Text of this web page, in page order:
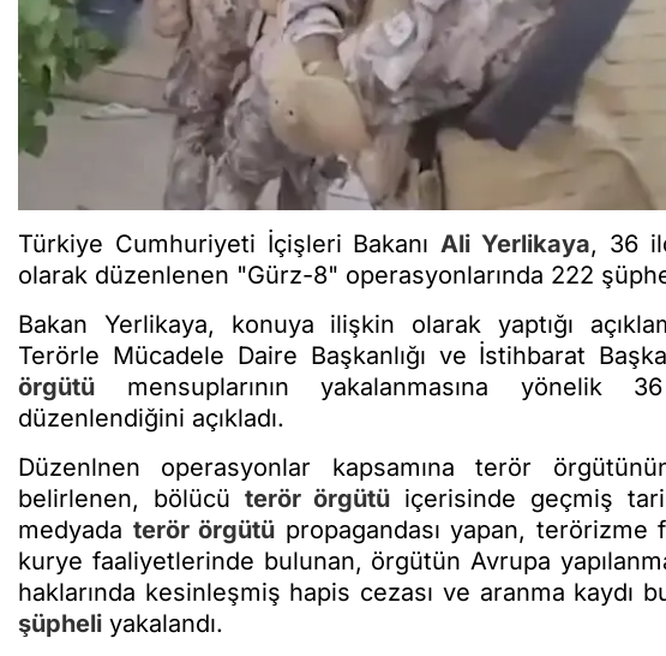
Türkiye Cumhuriyeti İçişleri Bakanı Ali Yerlikaya, 36
olarak düzenlenen "Gürz-8" operasyonlarında 222
Bakan Yerlikaya, konuya ilişkin olarak yaptığı
Terörle Mücadele Daire Başkanlığı ve İstihbarat
örgütü mensuplarının yakalanmasına yönelik
düzenlendiğini açıkladı.
Düzenlnen operasyonlar kapsamına terör
belirlenen, bölücü terör örgütü içerisinde geçmiş
medyada terör örgütü propagandası yapan,
kurye faaliyetlerinde bulunan, örgütün Avrupa
haklarında kesinleşmiş hapis cezası ve aranma kaydı
şüpheli yakalandı.